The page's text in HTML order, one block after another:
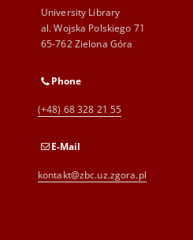
University Library
al. Wojska Polskiego 71
65-762 Zielona Góra
Phone
(+48) 68 328 21 55
E-Mail
kontakt@zbc.uz.zgora.pl